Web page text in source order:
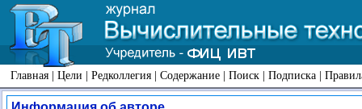
Главная | Цели | Редколлегия | Содержание | Поиск | Подписка |